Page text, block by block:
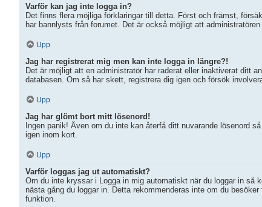
Varför kan jag inte logga in?
Det finns flera möjliga förklaringar till detta. Först och främst,
har bannlysts från forumet. Det är också möjligt att
Upp
Jag har registrerat mig men kan inte logga in längre?!
Det är möjligt att en administratör har raderat eller inaktiverat ditt
databasen. Om så har skett, registrera dig igen och försök
Upp
Jag har glömt bort mitt lösenord!
Ingen panik! Även om du inte kan återfå ditt nuvarande lösenord
igen inom kort.
Upp
Varför loggas jag ut automatiskt?
Om du inte kryssar i Logga in mig automatiskt när du loggar in så
nästa gång du loggar in. Detta rekommenderas inte om du
funktion.